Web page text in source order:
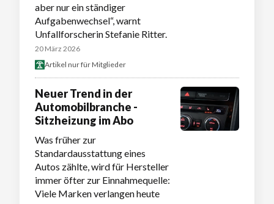
aber nur ein ständiger
Aufgabenwechsel“, warnt
Unfallforscherin Stefanie Ritter.
20 März 2026
Artikel nur für Mitglieder
Neuer Trend in der
Automobilbranche -
Sitzheizung im Abo
Was früher zur
Standardausstattung eines
Autos zählte, wird für Hersteller
immer öfter zur Einnahmequelle:
Viele Marken verlangen heute